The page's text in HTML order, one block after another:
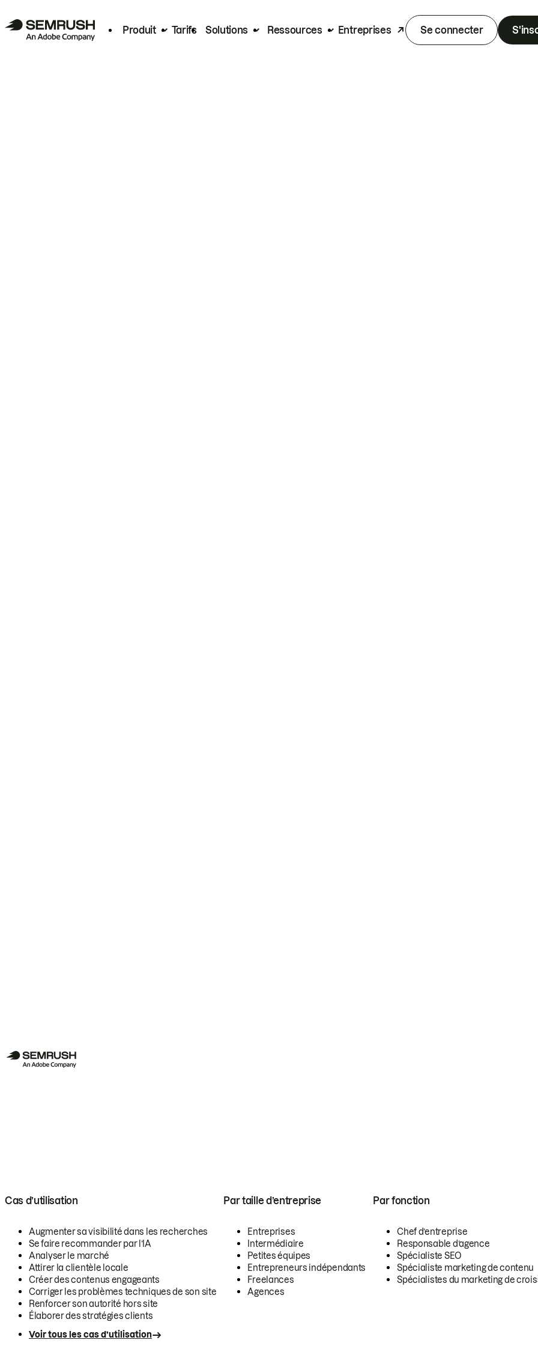
Produit Tarifs Solutions Ressources Entreprises Se connecter
Cas d’utilisation
Augmenter sa visibilité dans les recherches
Se faire recommander par l’IA
Analyser le marché
Attirer la clientèle locale
Créer des contenus engageants
Corriger les problèmes techniques de son site
Renforcer son autorité hors site
Élaborer des stratégies clients
Voir tous les cas d’utilisation
Par taille d’entreprise
Entreprises
Intermédiaire
Petites équipes
Entrepreneurs indépendants
Freelances
Agences
Par fonction
Chef d’entreprise
Responsable d’agence
Spécialiste SEO
Spécialiste marketing de contenu
Spécialistes du marketing de